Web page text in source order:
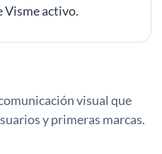
Visme activo.
visual que
y primeras marcas.